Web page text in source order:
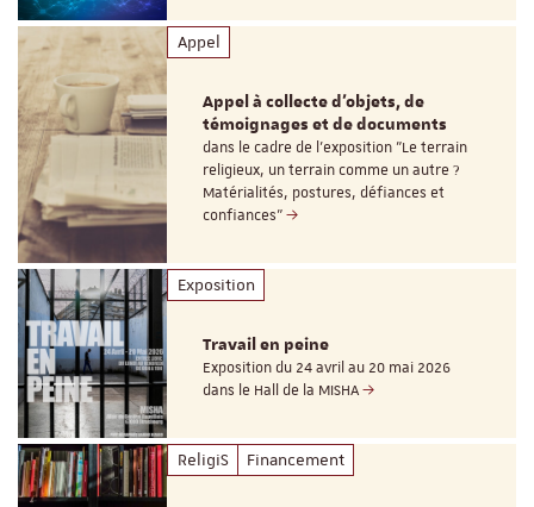
Appel
Appel à collecte d'objets, de
témoignages et de documents
dans le cadre de l'exposition "Le terrain
religieux, un terrain comme un autre ?
Matérialités, postures, défiances et
confiances"
Exposition
Travail en peine
Exposition du 24 avril au 20 mai 2026
dans le Hall de la MISHA
ReligiS Financement